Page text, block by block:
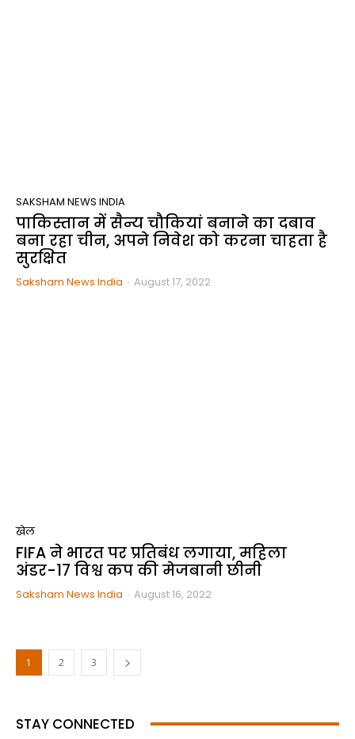
SAKSHAM NEWS INDIA
पाकिस्तान में सैन्य चौकियां बनाने का दबाव
बना रहा चीन, अपने निवेश को करना चाहता है
सुरक्षित
Saksham News India - August 17, 2022
खेल
FIFA ने भारत पर प्रतिबंध लगाया, महिला
अंडर-17 विश्व कप की मेजबानी छीनी
Saksham News India - August 16, 2022
1 2 3
STAY CONNECTED